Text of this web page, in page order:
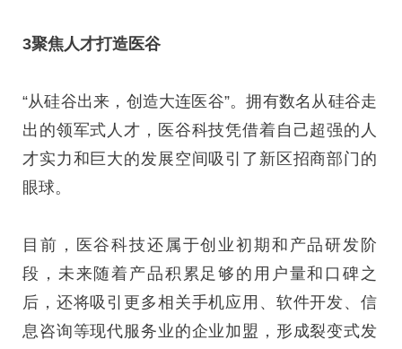
3聚焦人才打造医谷
“从硅谷出来，创造大连医谷”。拥有数名从硅谷走
出的领军式人才，医谷科技凭借着自己超强的人
才实力和巨大的发展空间吸引了新区招商部门的
眼球。
目前，医谷科技还属于创业初期和产品研发阶
段，未来随着产品积累足够的用户量和口碑之
后，还将吸引更多相关手机应用、软件开发、信
息咨询等现代服务业的企业加盟，形成裂变式发